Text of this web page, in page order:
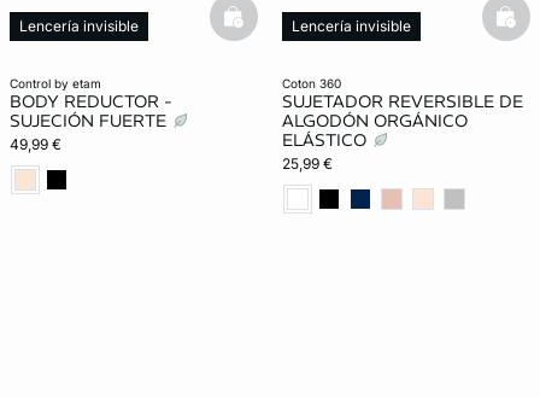
control by etam
BODY REDUCTOR -
SUJECIÓN FUERTE
49,99 €
Lencería invisible basketfull
coton 360
SUJETADOR REVERSIBLE DE
ALGODÓN ORGÁNICO
ELÁSTICO
25,99 €
Lencería invisible